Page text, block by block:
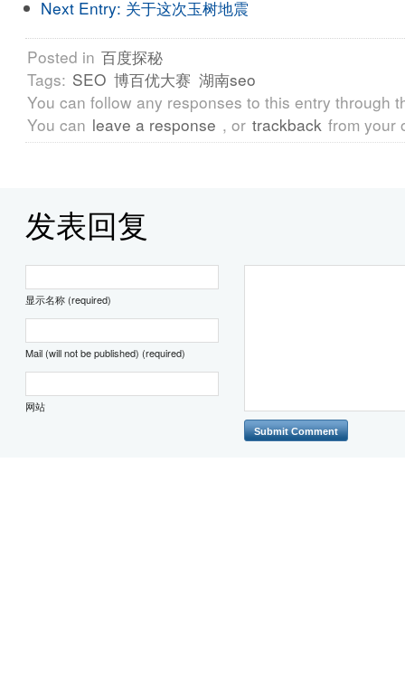
Next Entry: 关于这次玉树地震
Posted in 百度探秘
Tags: SEO 博百优大赛 湖南seo
You can follow any responses to this entry through
You can leave a response , or trackback from your
发表回复
显示名称 (required)
Mail (will not be published) (required)
网站